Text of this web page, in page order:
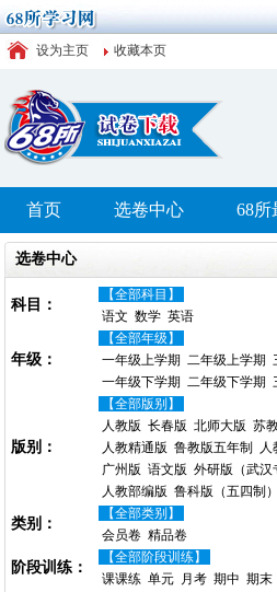
设为主页 收藏本页
首页 选卷中心 68所
选卷中心
科目：
【全部科目】
语文 数学 英语
年级：
【全部年级】
一年级上学期 二年级上学期
一年级下学期 二年级下学期
版别：
【全部版别】
人教版 长春版 北师大版 苏
人教精通版 鲁教版五年制 人
广州版 语文版 外研版（武汉
人教部编版 鲁科版（五四制）
类别：
【全部类别】
会员卷 精品卷
阶段训练：
【全部阶段训练】
课课练 单元 月考 期中 期末